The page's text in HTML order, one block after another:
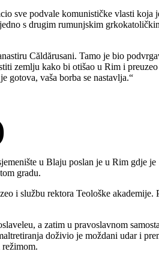
sve podvale komunističke vlasti
s drugim rumunjskim
Căldărusani. Tamo je bio
zemlju kako bi otišao u Rim i
gotova, vaša borba se nastavlja.“
u Blaju poslan je u Rim gdje
gradu.
i službu rektora Teološke akademije.
a zatim u pravoslavnom
doživio je moždani udar i